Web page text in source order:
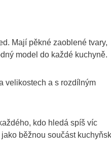
Mají pěkné zaoblené tvary,
model do každé kuchyně.
velikostech a s rozdílným
kdo hledá spíš víc
běžnou součást